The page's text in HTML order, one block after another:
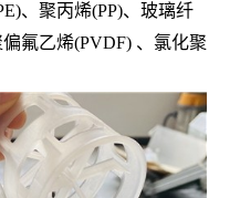
、聚丙烯(PP)、玻璃纤
氟乙烯(PVDF) 、氯化聚